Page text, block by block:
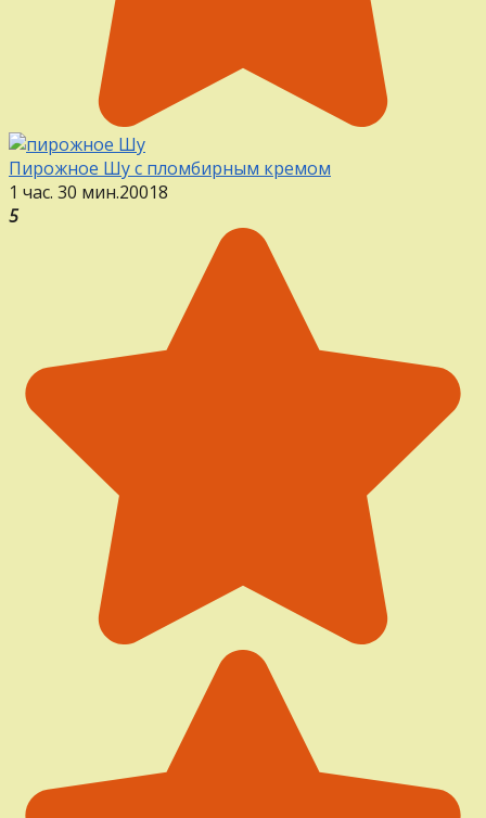
Пирожное Шу с пломбирным кремом
1 час. 30 мин.20018
5